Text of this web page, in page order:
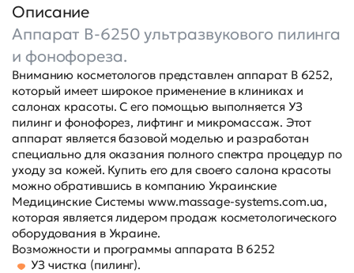
Описание
Аппарат B-6250 ультразвукового пилинга
и фонофореза.
Вниманию косметологов представлен аппарат B 6252,
который имеет широкое применение в клиниках и
салонах красоты. С его помощью выполняется УЗ
пилинг и фонофорез, лифтинг и микромассаж. Этот
аппарат является базовой моделью и разработан
специально для оказания полного спектра процедур по
уходу за кожей. Купить его для своего салона красоты
можно обратившись в компанию Украинские
Медицинские Системы www.massage-systems.com.ua,
которая является лидером продаж косметологического
оборудования в Украине.
Возможности и программы аппарата B 6252
УЗ чистка (пилинг).